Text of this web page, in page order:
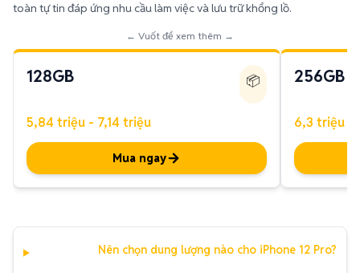
toàn tự tin đáp ứng nhu cầu làm việc và lưu trữ khổng lồ.
← Vuốt để xem thêm →
128GB 📦
5,84 triệu - 7,14 triệu
Mua ngay
256GB
6,3 triệu -
Nên chọn dung lượng nào cho iPhone 12 Pro?